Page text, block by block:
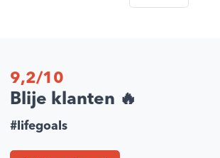
9,2/10
Blije klanten 🔥
#lifegoals